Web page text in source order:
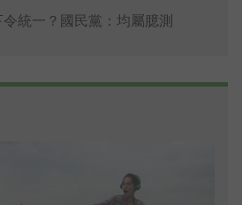
統一？國民黨：均屬臆測